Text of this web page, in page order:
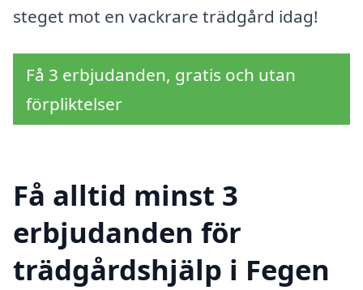
steget mot en vackrare trädgård idag!
Få 3 erbjudanden, gratis och utan
förpliktelser
Få alltid minst 3
erbjudanden för
trädgårdshjälp i Fegen